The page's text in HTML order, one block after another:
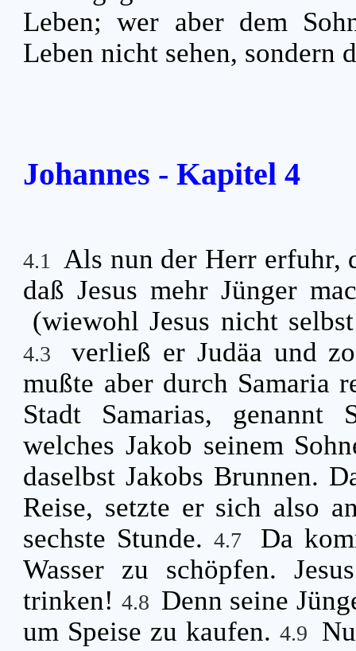
Leben; wer aber dem
Leben nicht sehen, sondern
Johannes - Kapitel 4
4.1
Als nun der Herr erfuhr,
daß Jesus mehr Jünger
(wiewohl Jesus nicht
4.3
verließ er Judäa und
mußte aber durch Samaria
Stadt Samarias, genannt
welches Jakob seinem
daselbst Jakobs Brunnen.
Reise, setzte er sich also
sechste Stunde.4.7
Da
Wasser zu schöpfen.
trinken! 4.8 Denn seine
um Speise zu kaufen. 4.9